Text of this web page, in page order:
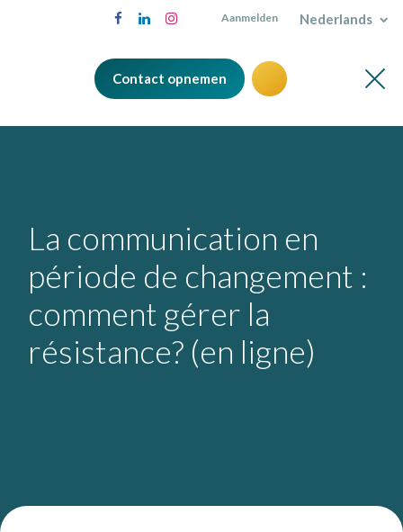
Aanmelden Nederlands
Contact opnemen
La communication en
période de changement :
comment gérer la
résistance? (en ligne)